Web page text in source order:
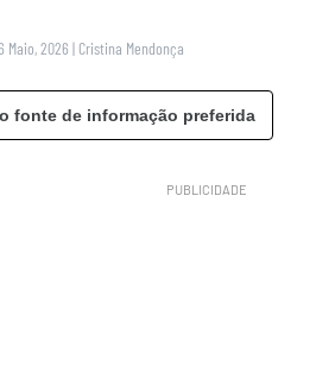
Maio, 2026 | Cristina Mendonça
fonte de informação preferida